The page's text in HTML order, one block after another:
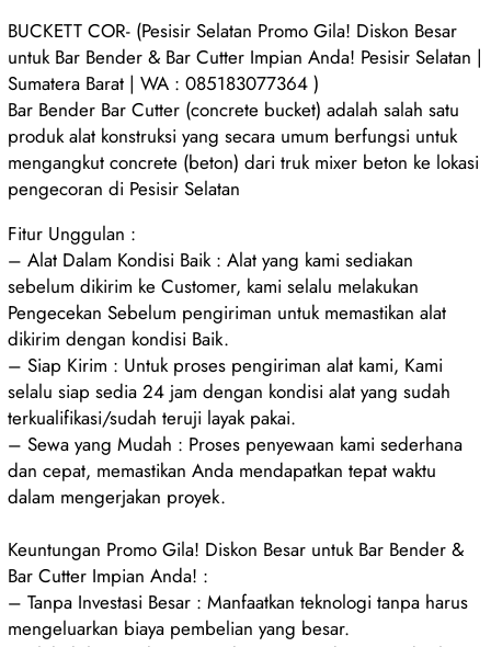
BUCKETT COR- (Pesisir Selatan Promo Gila! Diskon Besar
untuk Bar Bender & Bar Cutter Impian Anda! Pesisir Selatan |
Sumatera Barat | WA : 085183077364 )
Bar Bender Bar Cutter (concrete bucket) adalah salah satu
produk alat konstruksi yang secara umum berfungsi untuk
mengangkut concrete (beton) dari truk mixer beton ke lokasi
pengecoran di Pesisir Selatan
Fitur Unggulan :
– Alat Dalam Kondisi Baik : Alat yang kami sediakan
sebelum dikirim ke Customer, kami selalu melakukan
Pengecekan Sebelum pengiriman untuk memastikan alat
dikirim dengan kondisi Baik.
– Siap Kirim : Untuk proses pengiriman alat kami, Kami
selalu siap sedia 24 jam dengan kondisi alat yang sudah
terkualifikasi/sudah teruji layak pakai.
– Sewa yang Mudah : Proses penyewaan kami sederhana
dan cepat, memastikan Anda mendapatkan tepat waktu
dalam mengerjakan proyek.
Keuntungan Promo Gila! Diskon Besar untuk Bar Bender &
Bar Cutter Impian Anda! :
– Tanpa Investasi Besar : Manfaatkan teknologi tanpa harus
mengeluarkan biaya pembelian yang besar.